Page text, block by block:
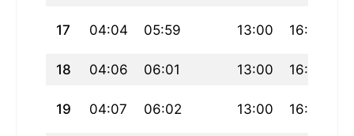
17 04:04 05:59 13:00 16:53
18 04:06 06:01 13:00 16:52
19 04:07 06:02 13:00 16:51